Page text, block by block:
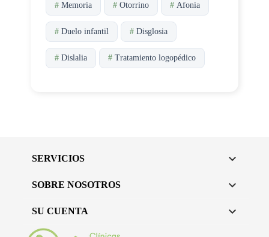
# Memoria # Otorrino # Afonia
# Duelo infantil # Disglosia
# Dislalia # Tratamiento logopédico
SERVICIOS 
SOBRE NOSOTROS 
SU CUENTA 